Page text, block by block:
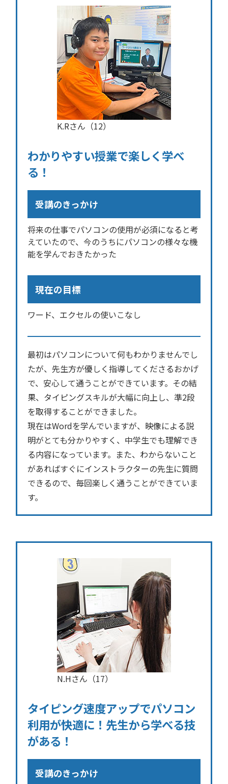
K.Rさん（12）
わかりやすい授業で楽しく学べ
る！
受講のきっかけ
将来の仕事でパソコンの使用が必須になると考
えていたので、今のうちにパソコンの様々な機
能を学んでおきたかった
現在の目標
ワード、エクセルの使いこなし
最初はパソコンについて何もわかりませんでし
たが、先生方が優しく指導してくださるおかげ
で、安心して通うことができています。その結
果、タイピングスキルが大幅に向上し、準2段
を取得することができました。
現在はWordを学んでいますが、映像による説
明がとても分かりやすく、中学生でも理解でき
る内容になっています。また、わからないこと
があればすぐにインストラクターの先生に質問
できるので、毎回楽しく通うことができていま
す。
N.Hさん（17）
タイピング速度アップでパソコン
利用が快適に！先生から学べる技
がある！
受講のきっかけ